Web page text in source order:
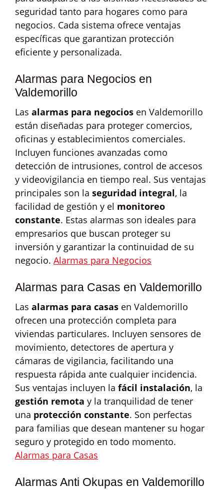
seguridad tanto para hogares como para
negocios. Cada sistema ofrece ventajas
específicas que garantizan protección
eficiente y personalizada.
Alarmas para Negocios en
Valdemorillo
Las alarmas para negocios en Valdemorillo
están diseñadas para proteger comercios,
oficinas y establecimientos comerciales.
Incluyen funciones avanzadas como
detección de intrusiones, control de accesos
y videovigilancia en tiempo real. Sus ventajas
principales son la seguridad integral, la
facilidad de gestión y el monitoreo
constante. Estas alarmas son ideales para
empresarios que buscan proteger su
inversión y garantizar la continuidad de su
negocio. Alarmas para Negocios
Alarmas para Casas en Valdemorillo
Las alarmas para casas en Valdemorillo
ofrecen una protección completa para
viviendas particulares. Incluyen sensores de
movimiento, detectores de apertura y
cámaras de vigilancia, facilitando una
respuesta rápida ante cualquier incidencia.
Sus ventajas incluyen la fácil instalación, la
gestión remota y la tranquilidad de tener
una protección constante. Son perfectas
para familias que desean mantener su hogar
seguro y protegido en todo momento.
Alarmas para Casas
Alarmas Anti Okupas en Valdemorillo